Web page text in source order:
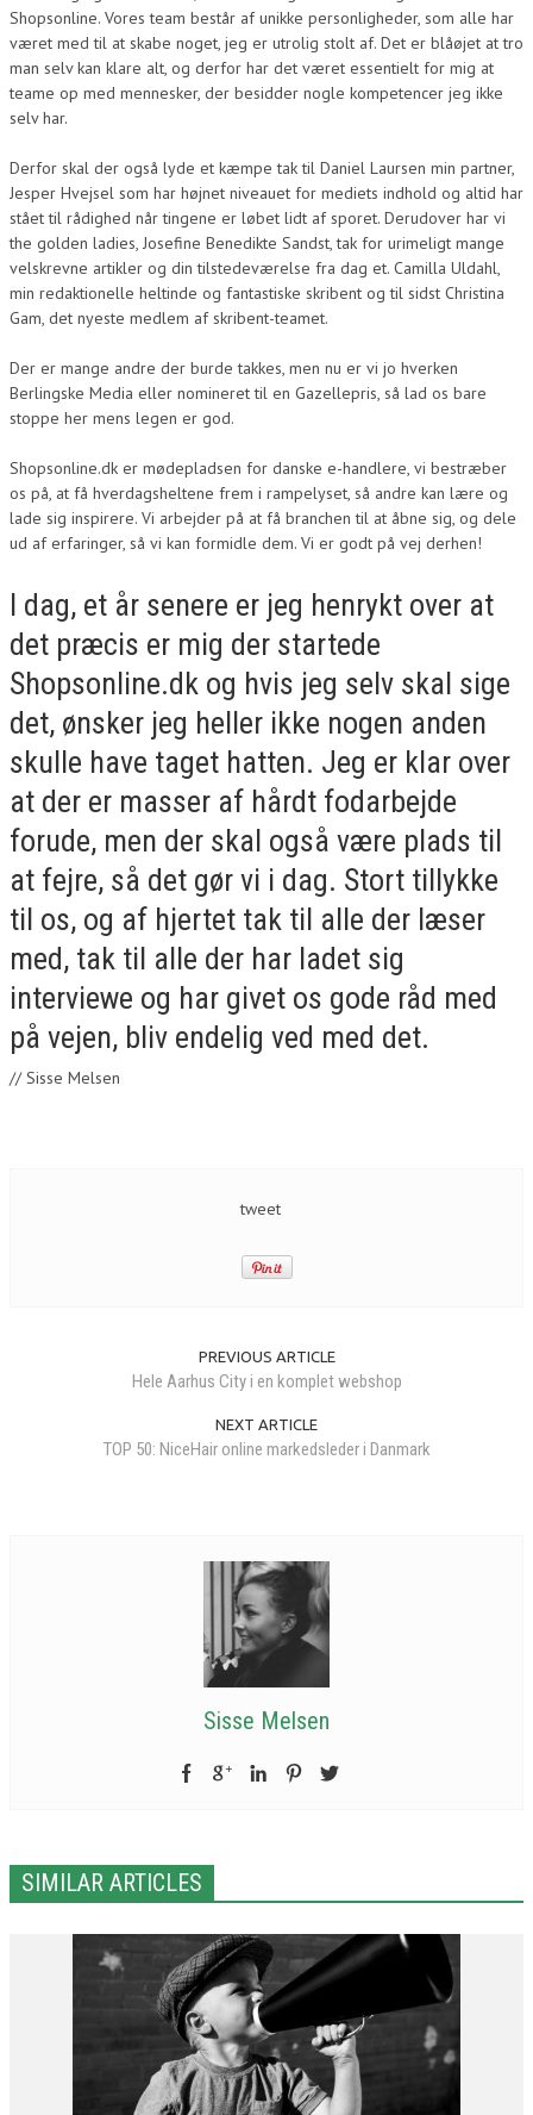
Shopsonline. Vores team består af unikke personligheder, som alle har
været med til at skabe noget, jeg er utrolig stolt af. Det er blåøjet at tro
man selv kan klare alt, og derfor har det været essentielt for mig at
teame op med mennesker, der besidder nogle kompetencer jeg ikke
selv har.
Derfor skal der også lyde et kæmpe tak til Daniel Laursen min partner,
Jesper Hvejsel som har højnet niveauet for mediets indhold og altid har
stået til rådighed når tingene er løbet lidt af sporet. Derudover har vi
the golden ladies, Josefine Benedikte Sandst, tak for urimeligt mange
velskrevne artikler og din tilstedeværelse fra dag et. Camilla Uldahl,
min redaktionelle heltinde og fantastiske skribent og til sidst Christina
Gam, det nyeste medlem af skribent-teamet.
Der er mange andre der burde takkes, men nu er vi jo hverken
Berlingske Media eller nomineret til en Gazellepris, så lad os bare
stoppe her mens legen er god.
Shopsonline.dk er mødepladsen for danske e-handlere, vi bestræber
os på, at få hverdagsheltene frem i rampelyset, så andre kan lære og
lade sig inspirere. Vi arbejder på at få branchen til at åbne sig, og dele
ud af erfaringer, så vi kan formidle dem. Vi er godt på vej derhen!
I dag, et år senere er jeg henrykt over at
det præcis er mig der startede
Shopsonline.dk og hvis jeg selv skal sige
det, ønsker jeg heller ikke nogen anden
skulle have taget hatten. Jeg er klar over
at der er masser af hårdt fodarbejde
forude, men der skal også være plads til
at fejre, så det gør vi i dag. Stort tillykke
til os, og af hjertet tak til alle der læser
med, tak til alle der har ladet sig
interviewe og har givet os gode råd med
på vejen, bliv endelig ved med det.
// Sisse Melsen
tweet
PREVIOUS ARTICLE
Hele Aarhus City i en komplet webshop
NEXT ARTICLE
TOP 50: NiceHair online markedsleder i Danmark
Sisse Melsen
SIMILAR ARTICLES